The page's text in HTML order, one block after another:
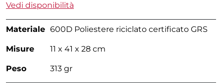
Vedi disponibilità
Materiale 600D Poliestere riciclato certificato GRS
Misure 11 x 41 x 28 cm
Peso 313 gr